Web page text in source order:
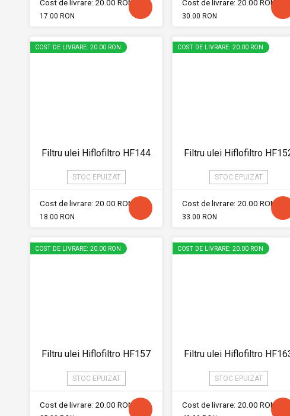
Cost de livrare: 20.00 RON
17.00 RON
Cost de livrare: 20.00 RON
30.00 RON
COST DE LIVRARE: 20.00 RON
Filtru ulei Hiflofiltro HF144
STOC EPUIZAT
Cost de livrare: 20.00 RON
18.00 RON
COST DE LIVRARE: 20.00 RON
Filtru ulei Hiflofiltro
STOC EPUIZAT
Cost de livrare: 20.00 RON
33.00 RON
COST DE LIVRARE: 20.00 RON
Filtru ulei Hiflofiltro HF157
STOC EPUIZAT
Cost de livrare: 20.00 RON
COST DE LIVRARE: 20.00 RON
Filtru ulei Hiflofiltro
STOC EPUIZAT
Cost de livrare: 20.00 RON